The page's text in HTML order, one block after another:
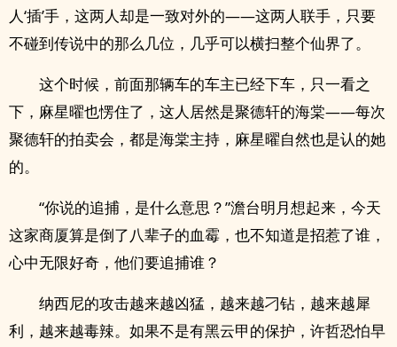
人‘插’手，这两人却是一致对外的——这两人联手，只要
不碰到传说中的那么几位，几乎可以横扫整个仙界了。
这个时候，前面那辆车的车主已经下车，只一看之
下，麻星曜也愣住了，这人居然是聚德轩的海棠——每次
聚德轩的拍卖会，都是海棠主持，麻星曜自然也是认的她
的。
“你说的追捕，是什么意思？”澹台明月想起来，今天
这家商厦算是倒了八辈子的血霉，也不知道是招惹了谁，
心中无限好奇，他们要追捕谁？
纳西尼的攻击越来越凶猛，越来越刁钻，越来越犀
利，越来越毒辣。如果不是有黑云甲的保护，许哲恐怕早